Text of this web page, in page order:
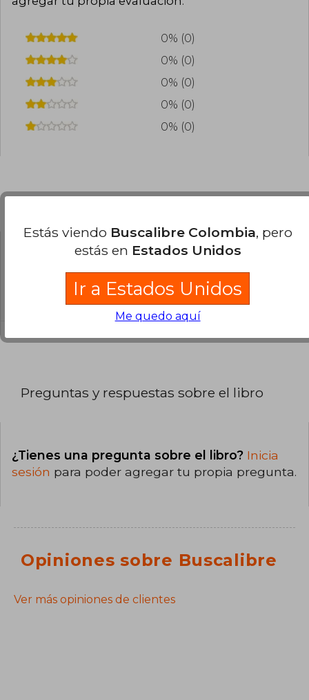
0% (0)
0% (0)
0% (0)
0% (0)
0% (0)
¿El libro es original?
Todos los libros de nuestro
catálogo son Originales.
Preguntas y respuestas sobre el libro
¿Tienes una pregunta sobre el libro? Inicia
sesión para poder agregar tu propia pregunta.
Opiniones sobre Buscalibre
Ver más opiniones de clientes
Estás viendo Buscalibre Colombia, pero
estás en Estados Unidos
Ir a Estados Unidos
Me quedo aquí